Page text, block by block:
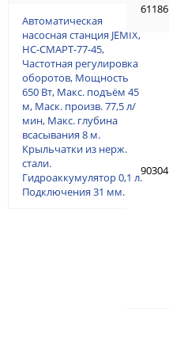
Автоматическая
насосная станция JEMIX,
НС-СМАРТ-77-45,
Частотная регулировка
оборотов, Мощность
650 Вт, Макс. подъём 45
м, Маск. произв. 77,5 л/
мин, Макс. глубина
всасывания 8 м.
Крыльчатки из нерж.
стали.
Гидроаккумулятор 0,1 л.
Подключения 31 мм.
61186
90304